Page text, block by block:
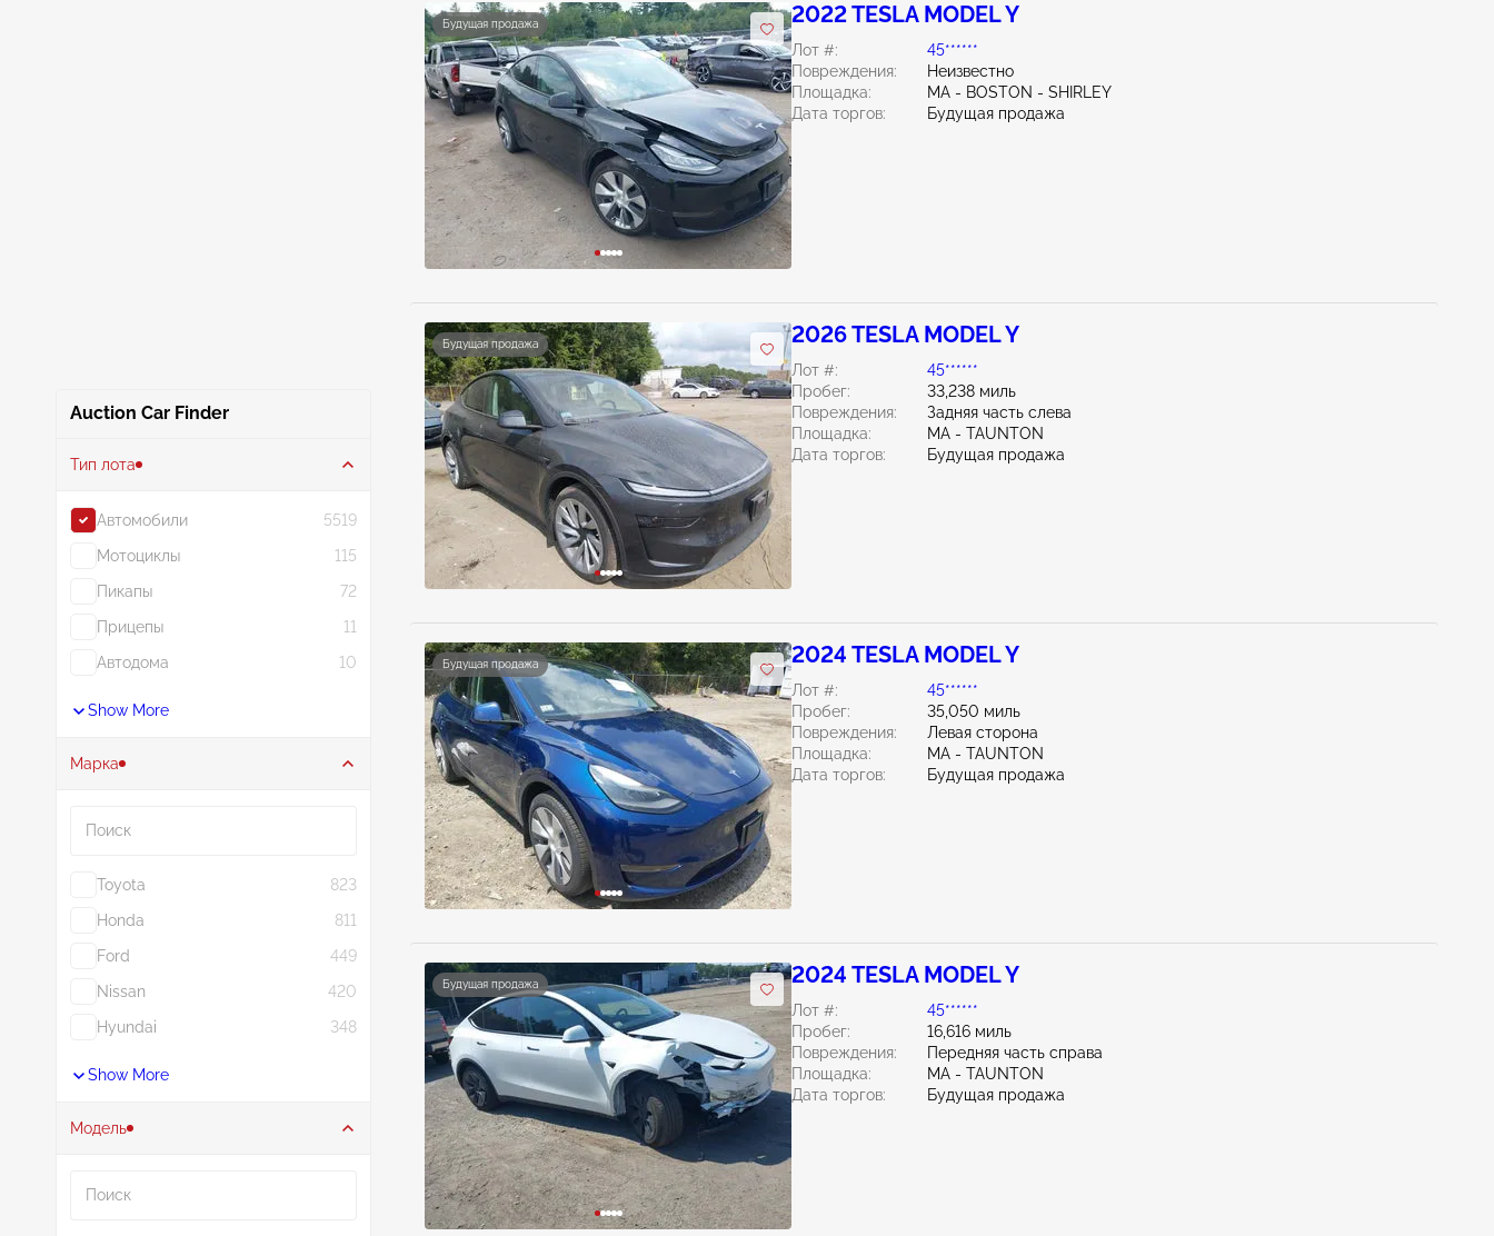
Auction Car Finder
Тип лота
Автомобили
5519
Мотоциклы
115
Пикапы
72
Прицепы
11
Автодома
10
Show More
Марка
Toyota
823
Honda
811
Ford
449
Nissan
420
Hyundai
348
Show More
Модель
Будущая продажа 2022 TESLA MODEL Y
Лот #:
45******
Повреждения:
Неизвестно
Площадка:
MA - BOSTON - SHIRLEY
Дата торгов:
Будущая продажа
Будущая продажа 2026 TESLA MODEL Y
Лот #:
45******
Пробег:
33,238 миль
Повреждения:
Задняя часть слева
Площадка:
MA - TAUNTON
Дата торгов:
Будущая продажа
Будущая продажа 2024 TESLA MODEL Y
Лот #:
45******
Пробег:
35,050 миль
Повреждения:
Левая сторона
Площадка:
MA - TAUNTON
Дата торгов:
Будущая продажа
Будущая продажа 2024 TESLA MODEL Y
Лот #:
45******
Пробег:
16,616 миль
Повреждения:
Передняя часть справа
Площадка:
MA - TAUNTON
Дата торгов:
Будущая продажа